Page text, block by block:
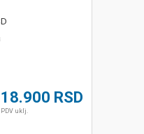
18.900 RSD
PDV uklj.